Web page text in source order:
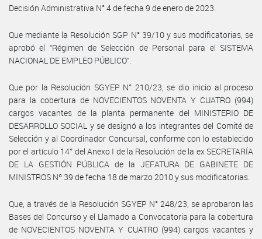
Decisión Administrativa N° 4 de fecha 9 de enero de 2023.
Que mediante la Resolución SGP N° 39/10 y sus modificatorias, se
aprobó el “Régimen de Selección de Personal para el SISTEMA
NACIONAL DE EMPLEO PÚBLICO”.
Que por la Resolución SGYEP N° 210/23, se dio inicio al proceso
para la cobertura de NOVECIENTOS NOVENTA Y CUATRO (994)
cargos vacantes de la planta permanente del MINISTERIO DE
DESARROLLO SOCIAL y se designó a los integrantes del Comité de
Selección y al Coordinador Concursal, conforme con lo establecido
por el artículo 14° del Anexo I de la Resolución de la ex SECRETARÍA
DE LA GESTIÓN PÚBLICA de la JEFATURA DE GABINETE DE
MINISTROS Nº 39 de fecha 18 de marzo 2010 y sus modificatorias.
Que, a través de la Resolución SGYEP N° 248/23, se aprobaron las
Bases del Concurso y el Llamado a Convocatoria para la cobertura
de NOVECIENTOS NOVENTA Y CUATRO (994) cargos vacantes y